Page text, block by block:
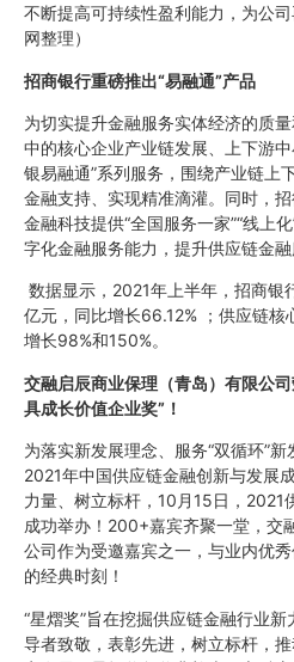
不断提高可持续性盈利能力，为公
网整理）
招商银行重磅推出“易融通”产品
为切实提升金融服务实体经济的质
中的核心企业产业链发展、上下游
银易融通”系列服务，围绕产业链上
金融支持、实现精准滴灌。同时，
金融科技提供“全国服务一家”“线上
字化金融服务能力，提升供应链金融
数据显示，2021年上半年，招商银
亿元，同比增长66.12% ；供应链核
增长98%和150%。
交融启辰商业保理（青岛）有限公
具成长价值企业奖” ！
为落实新发展理念、服务“双循环”
2021年中国供应链金融创新与发展
力量、树立标杆，10月15日，2021
成功举办！200+嘉宾齐聚一堂，交
公司作为受邀嘉宾之一，与业内优
的经典时刻！
“星熠奖”旨在挖掘供应链金融行业
导者致敬，表彰先进，树立标杆，